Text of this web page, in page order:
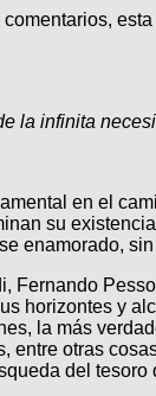
la infinita
en el
su
enamorado,
Fernando
horizontes y
la más
entre otras
del